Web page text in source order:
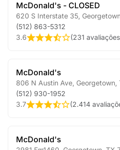
McDonald's - CLOSED
620 S Interstate 35
(512) 863-5312
3.6
(231 avaliações
McDonald's
806 N Austin Ave Georgetown
(512) 930-1952
3.7
(2.414
McDonald's